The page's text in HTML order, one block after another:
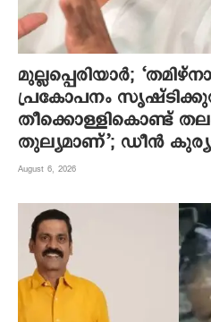
മുല്ലപ്പെരിയാര്‍;
പ്രകോപനം
തീക്കൊള്ളികൊണ്ട്
തുല്യമാണ്’; ഡീന്‍
August 6, 2026